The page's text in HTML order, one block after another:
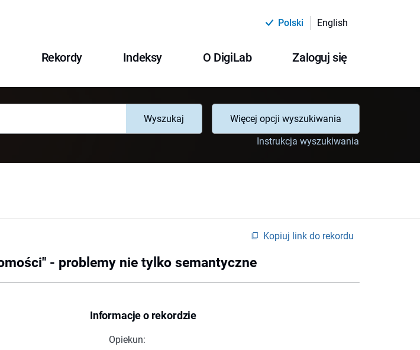
Polski English
Rekordy Indeksy O DigiLab Zaloguj się
Wyszukaj
Więcej opcji wyszukiwania
Instrukcja wyszukiwania
Kopiuj link do rekordu
- problemy nie tylko semantyczne
Informacje o rekordzie
Opiekun: